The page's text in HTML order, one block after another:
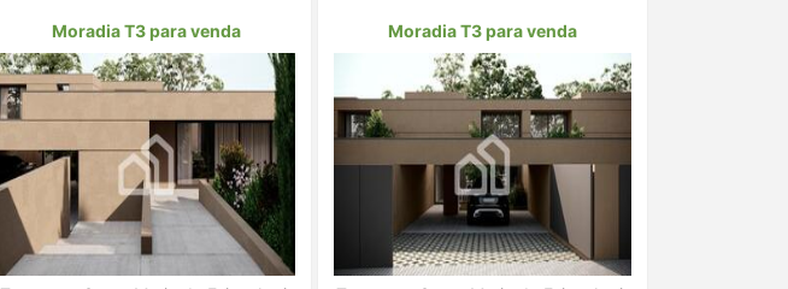
Moradia T3 para venda Moradia T3 para venda